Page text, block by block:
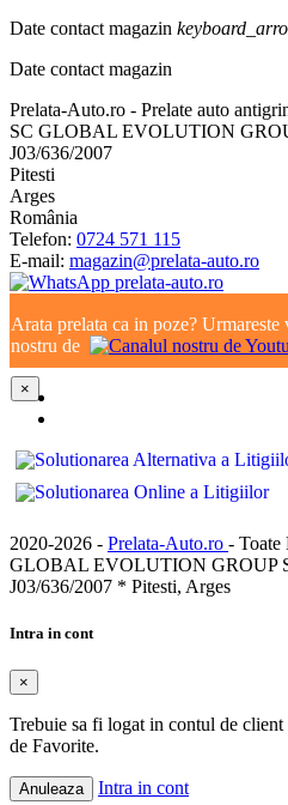
Date contact magazin
Date contact magazin
Prelata-Auto.ro - Prelate auto
SC GLOBAL EVOLUTION
J03/636/2007
Pitesti
Arges
România
Telefon: 0724 571 115
E-mail: magazin@prelata-auto.ro
Arata prelata ca in poze?
nostru de
×
2020-2026 - Prelata-Auto.ro - Toate
GLOBAL EVOLUTION GROUP
J03/636/2007 * Pitesti, Arges
Intra in cont
×
Trebuie sa fi logat in contul de
de Favorite.
Anuleaza Intra in cont